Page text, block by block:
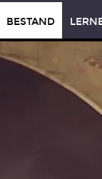
BESTAND